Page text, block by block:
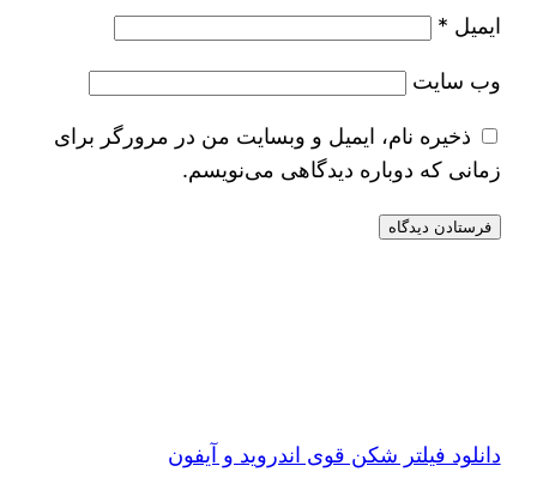
ایمیل *
وب‌ سایت
ذخیره نام، ایمیل و وبسایت من در مرورگر برای
زمانی که دوباره دیدگاهی می‌نویسم.
دانلود فیلتر شکن قوی اندروید و آیفون